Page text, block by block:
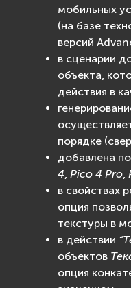
мобильных
(на базе
версий
в сценарии
объекта,
действия в
порядке
добавлена
4, Pico 4 Pro,
в свойствах
опция
текстуры в
в действии
объектов
опция